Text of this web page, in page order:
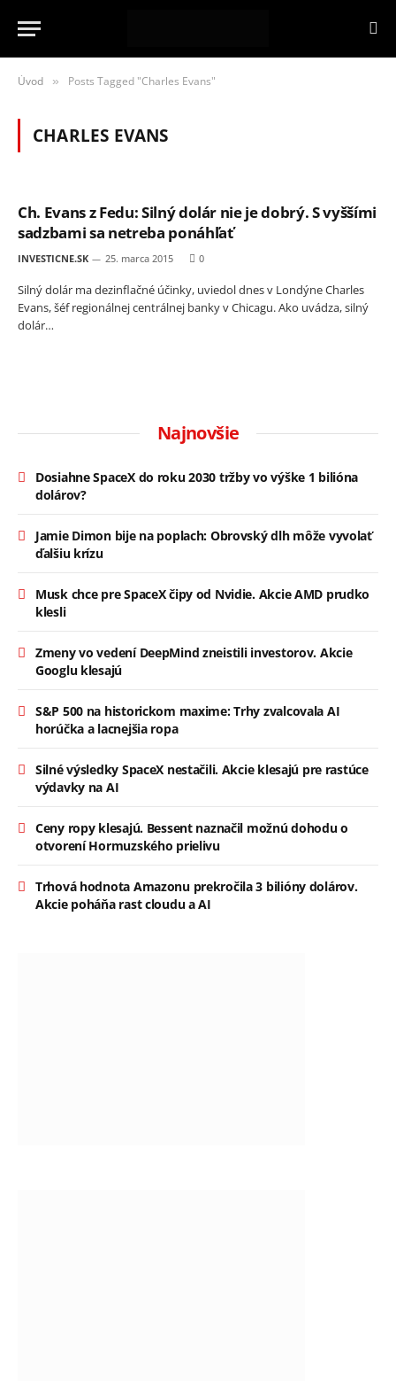
Úvod » Posts Tagged "Charles Evans"
CHARLES EVANS
Ch. Evans z Fedu: Silný dolár nie je dobrý. S vyššími
sadzbami sa netreba ponáhľať
INVESTICNE.SK 25. marca 2015 0
Silný dolár ma dezinflačné účinky, uviedol dnes v Londýne Charles
Evans, šéf regionálnej centrálnej banky v Chicagu. Ako uvádza, silný
dolár…
Najnovšie
Dosiahne SpaceX do roku 2030 tržby vo výške 1 bilióna
dolárov?
Jamie Dimon bije na poplach: Obrovský dlh môže vyvolať
ďalšiu krízu
Musk chce pre SpaceX čipy od Nvidie. Akcie AMD prudko
klesli
Zmeny vo vedení DeepMind zneistili investorov. Akcie
Googlu klesajú
S&P 500 na historickom maxime: Trhy zvalcovala AI
horúčka a lacnejšia ropa
Silné výsledky SpaceX nestačili. Akcie klesajú pre rastúce
výdavky na AI
Ceny ropy klesajú. Bessent naznačil možnú dohodu o
otvorení Hormuzského prielivu
Trhová hodnota Amazonu prekročila 3 bilióny dolárov.
Akcie poháňa rast cloudu a AI